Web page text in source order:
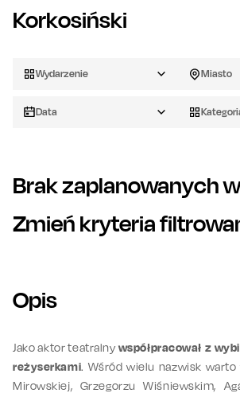
Korkosiński
Wydarzenie Miasto
Data
Brak zaplanowanych
Zmień kryteria
Opis
Jako aktor teatralnywspółpracował z
reżyserkami. Wśród wielu nazwisk
Mirowskiej, Grzegorzu Wiśniewskim,